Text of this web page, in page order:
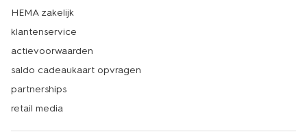
HEMA zakelijk
klantenservice
actievoorwaarden
saldo cadeaukaart opvragen
partnerships
retail media